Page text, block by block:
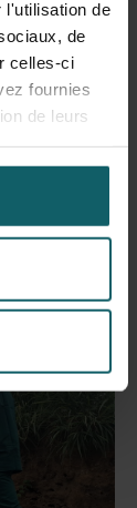
l'utilisation de
de
celles-ci
fournies
de leurs
en
début du
il pourra